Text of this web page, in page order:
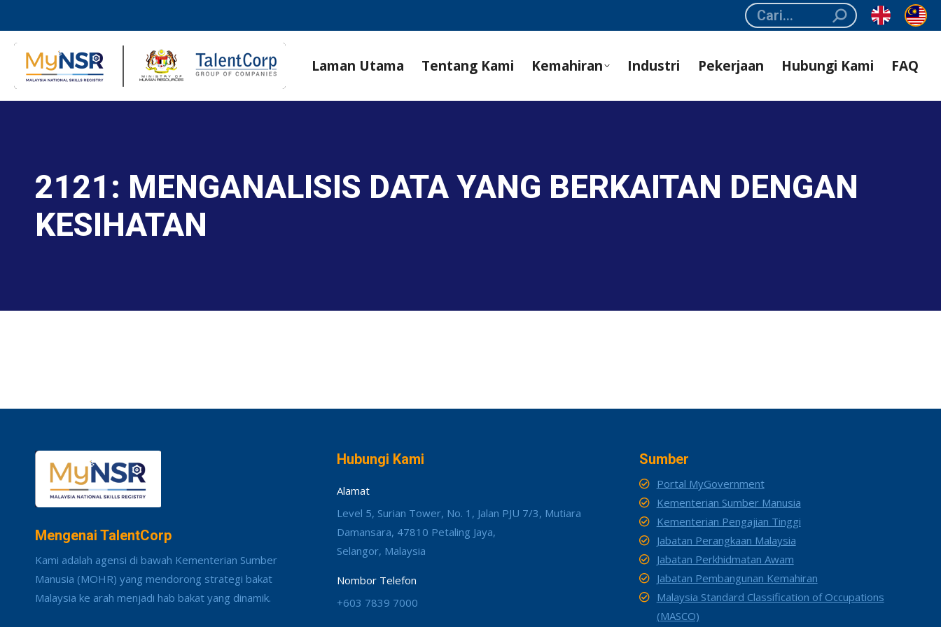
Search:
Laman Utama Tentang Kami Kemahiran Industri Pekerjaan Hubungi Kami FAQ
2121: MENGANALISIS DATA YANG BERKAITAN DENGAN
KESIHATAN
Mengenai TalentCorp
Kami adalah agensi di bawah Kementerian Sumber
Manusia (MOHR) yang mendorong strategi bakat
Malaysia ke arah menjadi hab bakat yang dinamik.
Hubungi Kami
Alamat
Level 5, Surian Tower, No. 1, Jalan PJU 7/3, Mutiara
Damansara, 47810 Petaling Jaya,
Selangor, Malaysia
Nombor Telefon
+603 7839 7000
Sumber
Portal MyGovernment
Kementerian Sumber Manusia
Kementerian Pengajian Tinggi
Jabatan Perangkaan Malaysia
Jabatan Perkhidmatan Awam
Jabatan Pembangunan Kemahiran
Malaysia Standard Classification of Occupations
(MASCO)